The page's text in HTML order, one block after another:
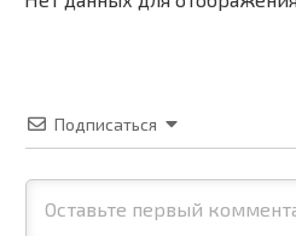
Подписаться